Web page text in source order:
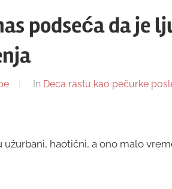
podseća da je
In Deca rastu kao pečurke
užurbani, haotični, a ono malo